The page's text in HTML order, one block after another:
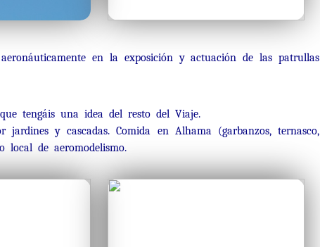
en la exposición y actuación de las patrullas
tengáis una idea del resto del Viaje.
y cascadas. Comida en Alhama (garbanzos, ternasco,
de aeromodelismo.